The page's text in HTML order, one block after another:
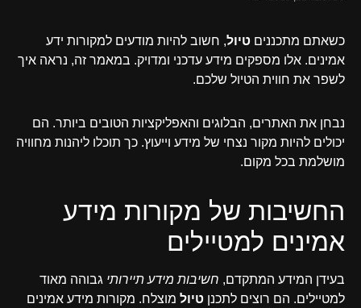
כשאתם מתכננים טיול, חשוב להיות מודעים למקורות ידע
אמינים. אלו מספקים מידע עדכני ומדויק. במאמר זה, נראה איך
לשפר את חווית הטיול שלכם.
נבחן את האתרים, הבלוגים והאפליקציות הטובים ביותר. הם
יכולים להיות מקור נצחי של מידע וייעוץ. כך תוכלו ליהנות מחוויה
מושלמת בכל מקום.
החשיבות של מקורות מידע
אמינים למטיילים
בעידן המידע המתקדם, חשיבות מידע תיירותי גבוהה מאוד
למטיילים. הם רוצים לתכנן טיול מוצלח. מקורות מידע אמינים